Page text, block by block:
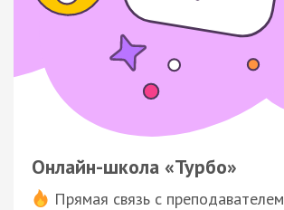
Онлайн-школа «Турбо»
Прямая связь с преподавателем